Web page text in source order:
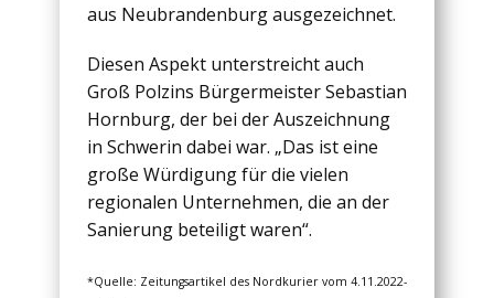
aus Neubrandenburg ausgezeichnet.
Diesen Aspekt unterstreicht auch
Groß Polzins Bürgermeister Sebastian
Hornburg, der bei der Auszeichnung
in Schwerin dabei war. „Das ist eine
große Würdigung für die vielen
regionalen Unternehmen, die an der
Sanierung beteiligt waren“.
*Quelle: Zeitungsartikel des Nordkurier vom 4.11.2022-